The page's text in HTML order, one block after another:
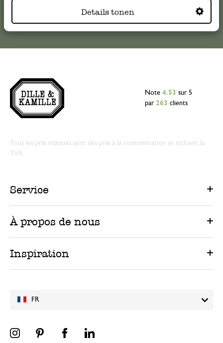
Details tonen
FR
Note 4.53 sur 5
par 263 clients
Tous les prix indiqués sont des prix à la consommation et incluent la
TVA.
Service
À propos de nous
Inspiration